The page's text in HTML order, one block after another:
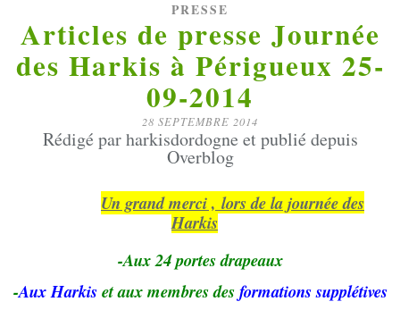
PRESSE
Articles de presse Journée
des Harkis à Périgueux 25-
09-2014
28 SEPTEMBRE 2014
Rédigé par harkisdordogne et publié depuis
Overblog
Un grand merci , lors de la journée des
Harkis
-Aux 24 portes drapeaux
-Aux Harkiset aux membres desformations supplétives